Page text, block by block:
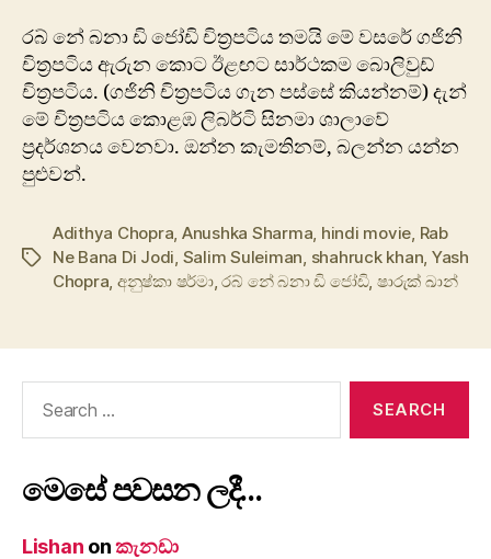
රබ් නේ බනා ඩි‍ ජෝඩි චිත්‍රපටිය තමයි මේ වසරේ ගජිනි
චිත්‍රපටිය ඇරුන කොට ඊළඟට සාර්ථකම බොලිවුඩ්
චිත්‍රපටිය. (ගජිනි චිත්‍රපටිය ගැන පස්සේ කියන්නම්) දැන්
මේ චිත්‍රපටිය කොළඹ ලිබර්ටි සිනමා ශාලාවේ
ප්‍රදර්ශනය වෙනවා. ඔන්න කැමතිනම්, බලන්න යන්න
පුළුවන්.
Tags
Adithya Chopra, Anushka Sharma, hindi movie, Rab
Ne Bana Di Jodi, Salim Suleiman, shahruck khan, Yash
Chopra, අනුෂ්කා ෂර්මා,රබ් නේ බනා ඩි ජෝඩි, ෂාරුක් ඛාන්
මෙසේ පවසන ලදී…
Lishan onකැනඩා